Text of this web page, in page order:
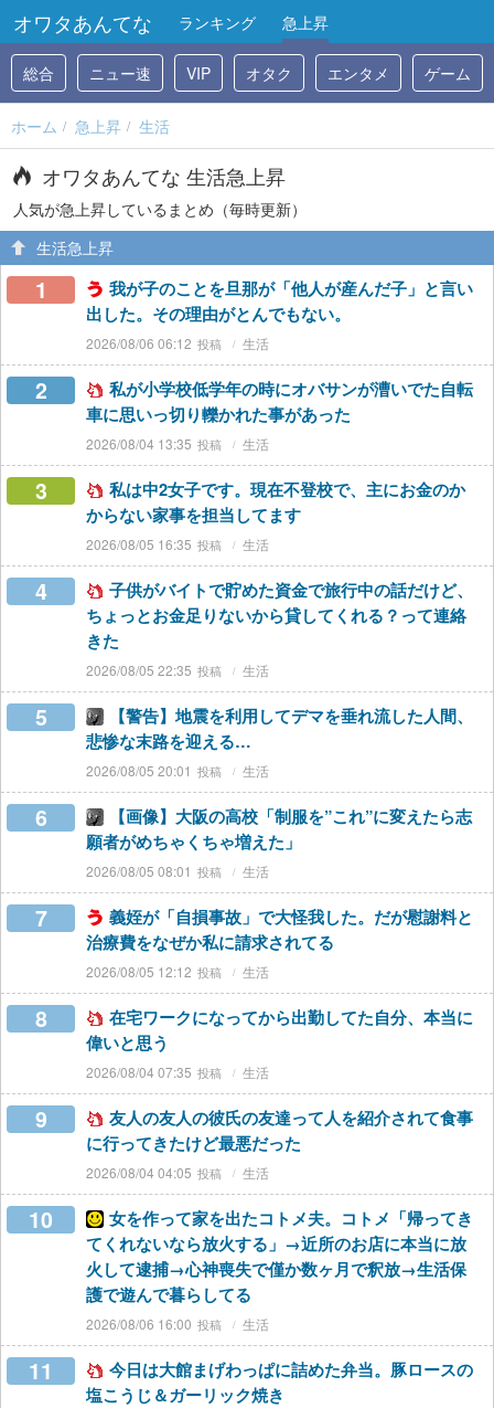
オワタあんてな ランキング 急上昇
総合 ニュー速 VIP オタク エンタメ ゲーム
ホーム 急上昇 生活
オワタあんてな 生活急上昇
人気が急上昇しているまとめ（毎時更新）
生活急上昇
1
我が子のことを旦那が「他人が産んだ子」と言い
出した。その理由がとんでもない。
2026/08/06 06:12 生活
2
私が小学校低学年の時にオバサンが漕いでた自転
車に思いっ切り轢かれた事があった
2026/08/04 13:35 生活
3
私は中2女子です。現在不登校で、主にお金のか
からない家事を担当してます
2026/08/05 16:35 生活
4
子供がバイトで貯めた資金で旅行中の話だけど、
ちょっとお金足りないから貸してくれる？って連絡
きた
2026/08/05 22:35 生活
5
【警告】地震を利用してデマを垂れ流した人間、
悲惨な末路を迎える…
2026/08/05 20:01 生活
6
【画像】大阪の高校「制服を”これ”に変えたら志
願者がめちゃくちゃ増えた」
2026/08/05 08:01 生活
7
義姪が「自損事故」で大怪我した。だが慰謝料と
治療費をなぜか私に請求されてる
2026/08/05 12:12 生活
8
在宅ワークになってから出勤してた自分、本当に
偉いと思う
2026/08/04 07:35 生活
9
友人の友人の彼氏の友達って人を紹介されて食事
に行ってきたけど最悪だった
2026/08/04 04:05 生活
10
女を作って家を出たコトメ夫。コトメ「帰ってき
てくれないなら放火する」→近所のお店に本当に放
火して逮捕→心神喪失で僅か数ヶ月で釈放→生活保
護で遊んで暮らしてる
2026/08/06 16:00 生活
11
今日は大館まげわっぱに詰めた弁当。豚ロースの
塩こうじ＆ガーリック焼き